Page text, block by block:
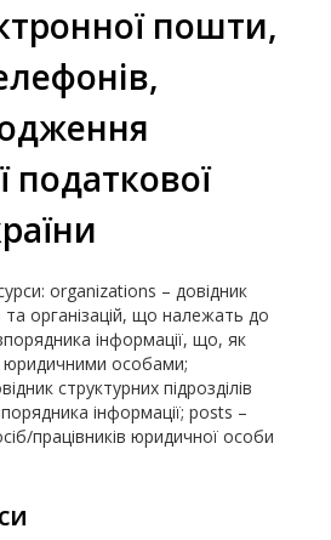
пошти,
податкової
organizations – довідник
та організацій, що належать до
інформації, що, як
особами;
структурних підрозділів
інформації; posts –
працівників юридичної особи